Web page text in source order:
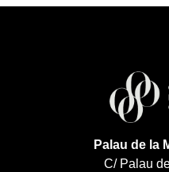
Palau de la
C/ Palau